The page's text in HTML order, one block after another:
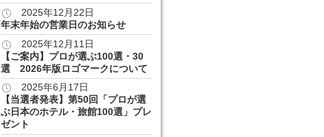
2025年12月22日
年末年始の営業日のお知らせ
2025年12月11日
【ご案内】プロが選ぶ100選・30
選 2026年版ロゴマークについて
2025年6月17日
【当選者発表】第50回「プロが選
ぶ日本のホテル・旅館100選」プレ
ゼント